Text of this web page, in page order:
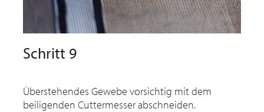
Schritt 9
Überstehendes Gewebe vorsichtig mit dem
beiligenden Cuttermesser abschneiden.